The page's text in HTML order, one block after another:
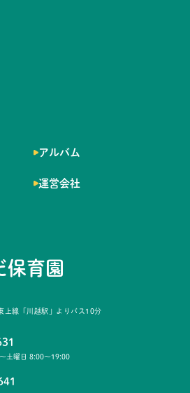
保育園
上線「川越駅」よりバス10分
土曜日 8:00〜19:00
アルバム
運営会社